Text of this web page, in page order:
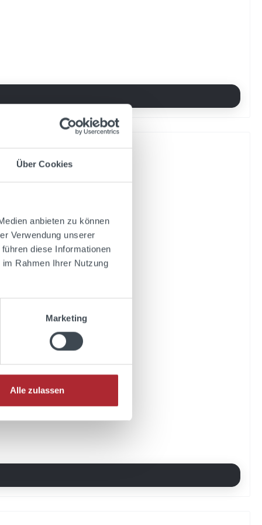
Über Cookies
anbieten zu können
Verwendung unserer
diese Informationen
Rahmen Ihrer Nutzung
Marketing
Alle zulassen
Shop entdeckt zu haben. In unserer Gegend